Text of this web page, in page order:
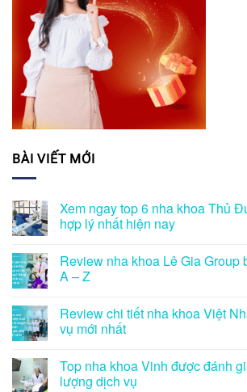
BÀI VIẾT MỚI
Xem ngay top 6 nha khoa Thủ
hợp lý nhất hiện nay
Review nha khoa Lê Gia Group
A – Z
Review chi tiết nha khoa Việt
vụ mới nhất
Top nha khoa Vinh được đánh
lượng dịch vụ